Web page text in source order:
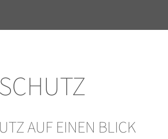
AUF EINEN BLICK